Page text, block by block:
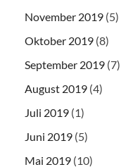
November 2019 (5)
Oktober 2019 (8)
September 2019 (7)
August 2019 (4)
Juli 2019 (1)
Juni 2019 (5)
Mai 2019 (10)